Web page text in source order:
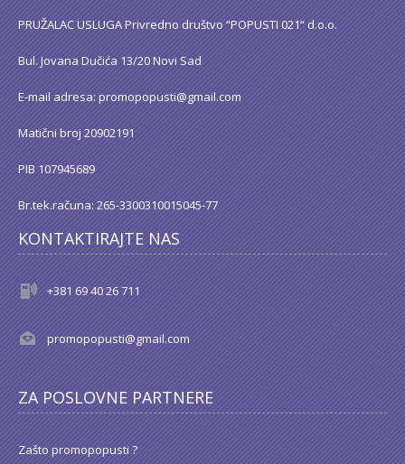
PRUŽALAC USLUGA Privredno društvo “POPUSTI 021“ d.o.o.
Bul. Jovana Dučića 13/20 Novi Sad
E-mail adresa: promopopusti@gmail.com
Matični broj 20902191
PIB 107945689
Br.tek.računa: 265-3300310015045-77
KONTAKTIRAJTE NAS
+381 69 40 26 711
promopopusti@gmail.com
ZA POSLOVNE PARTNERE
Zašto promopopusti ?